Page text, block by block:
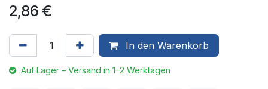
2,86 €
In den Warenkorb
Auf Lager – Versand in 1–2 Werktagen